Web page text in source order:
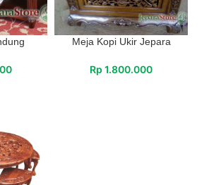
Meja Kopi Ukir Jepara
Rp 1.800.000